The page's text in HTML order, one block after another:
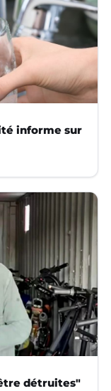
informe sur
détruites"